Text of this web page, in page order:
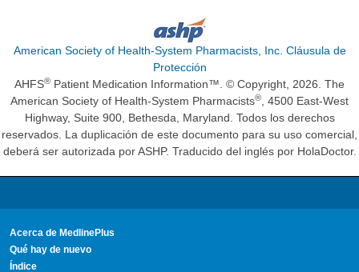
American Society of Health-System Pharmacists, Inc. Cláusula de
Protección
AHFS® Patient Medication Information™. © Copyright, 2026. The
American Society of Health-System Pharmacists®, 4500 East-West
Highway, Suite 900, Bethesda, Maryland. Todos los derechos
reservados. La duplicación de este documento para su uso comercial,
deberá ser autorizada por ASHP. Traducido del inglés por HolaDoctor.
Acerca de MedlinePlus
Qué hay de nuevo
Índice